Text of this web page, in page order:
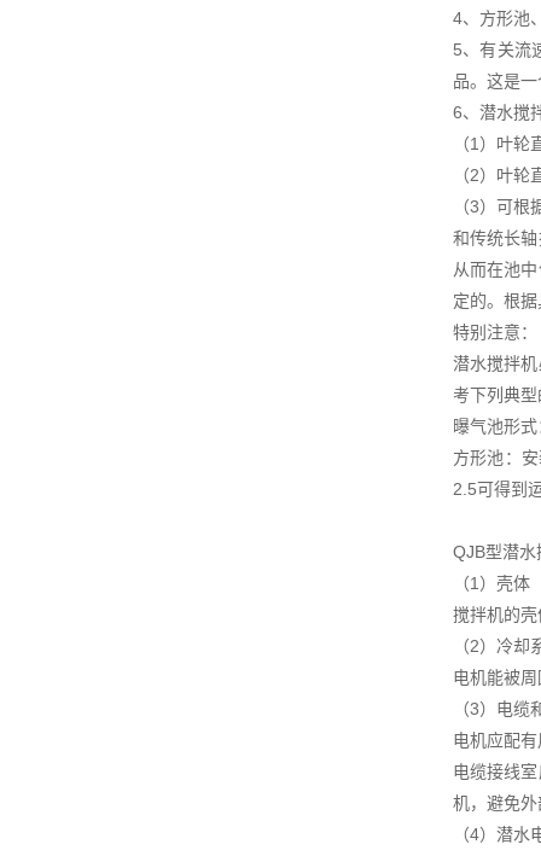
4、方形池
5、有关流
品。这是
6、潜水搅
（1）叶
（2）叶
（3）可
和传统长
从而在池
定的。根
特别注意：
潜水搅拌
考下列典
曝气池形式
方形池：
2.5可得到
QJB型潜
（1）壳体
搅拌机的
（2）冷
电机能被
（3）电
电机应配
电缆接线
机，避免
（4）潜